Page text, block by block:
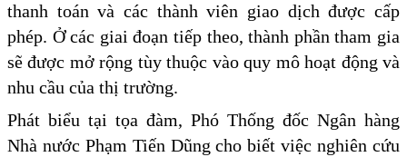
thanh toán và các thành viên giao dịch được cấp
phép. Ở các giai đoạn tiếp theo, thành phần tham gia
sẽ được mở rộng tùy thuộc vào quy mô hoạt động và
nhu cầu của thị trường.
Phát biểu tại tọa đàm, Phó Thống đốc Ngân hàng
Nhà nước Phạm Tiến Dũng cho biết việc nghiên cứu